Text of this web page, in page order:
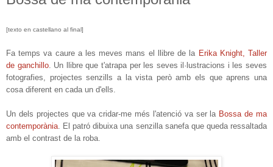
[texto en castellano al final]
Fa temps va caure a les meves mans el llibre de la Erika Knight, Taller
de ganchillo. Un llibre que t'atrapa per les seves il·lustracions i les seves
fotografies, projectes senzills a la vista però amb els que aprens una
cosa diferent en cada un d'ells.
Un dels projectes que va cridar-me més l'atenció va ser la Bossa de ma
contemporània . El patró dibuixa una senzilla sanefa que queda ressaltada
amb el contrast de la roba.